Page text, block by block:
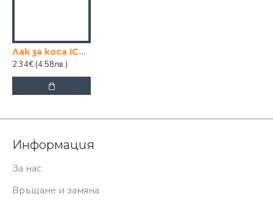
Лак за коса ICY SPLASH 300 ml. ULTRA
2.34€ (4.58лв.)
Информация
За нас
Връщане и замяна